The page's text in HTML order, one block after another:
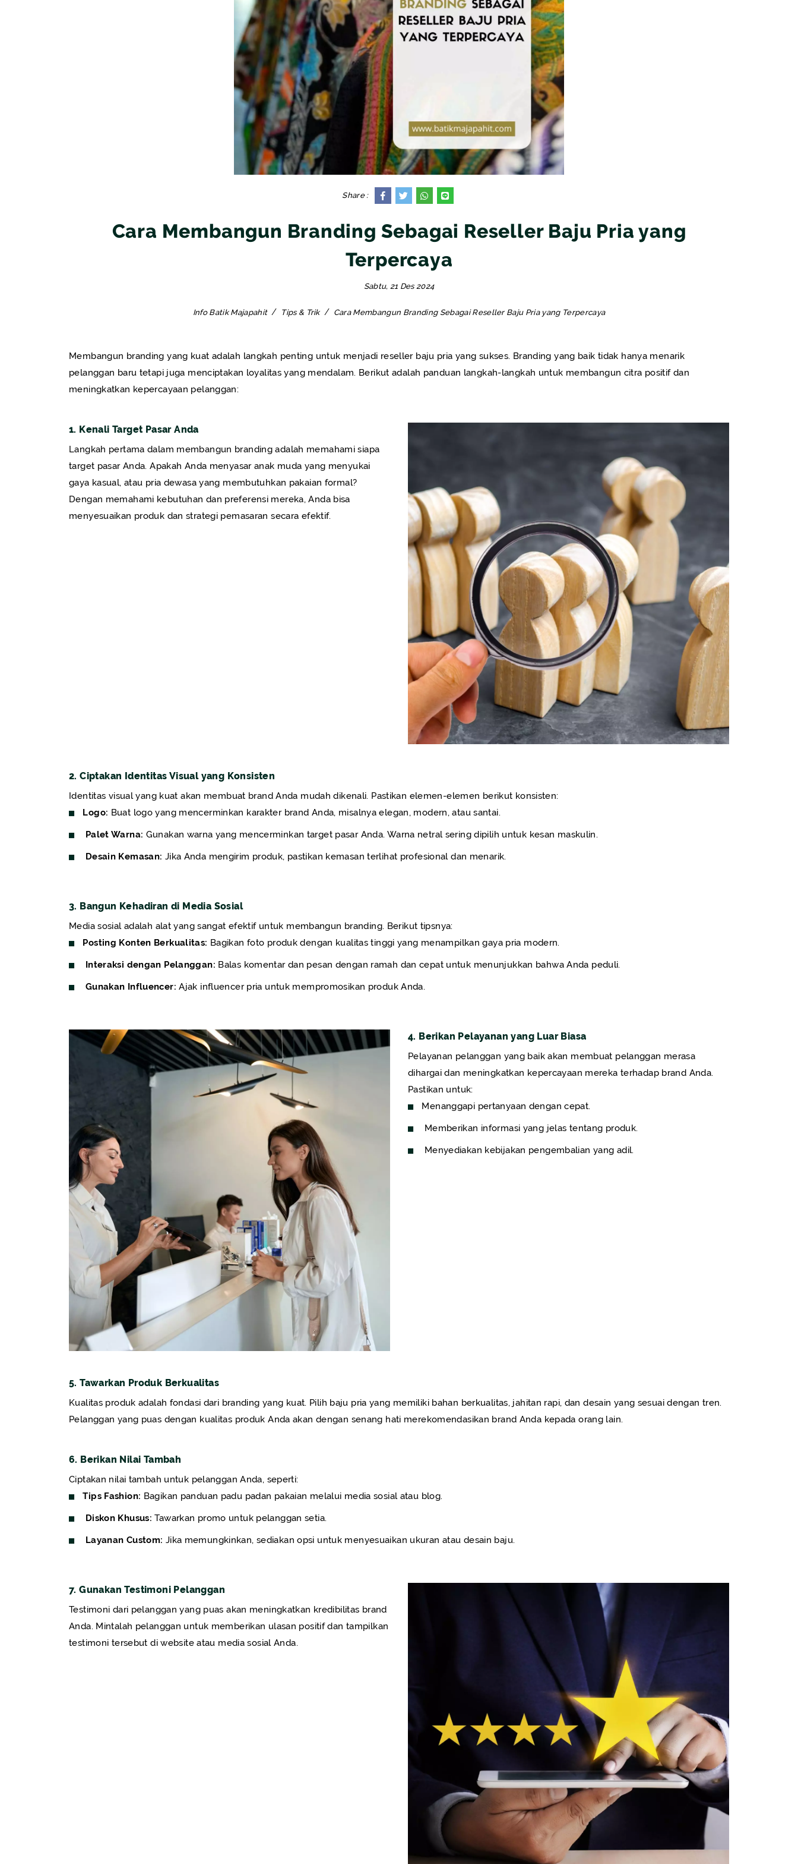
BAJU MUSLIM MAJAPAHIT SEMUA PRODUK
Share :
Cara Membangun Branding Sebagai Reseller Baju Pria yang
Terpercaya
Sabtu, 21 Des 2024
Info Batik Majapahit Tips & Trik Cara Membangun Branding Sebagai Reseller Baju Pria yang Terpercaya
Membangun branding yang kuat adalah langkah penting untuk menjadi reseller baju pria yang sukses. Branding yang baik tidak hanya menarik
pelanggan baru tetapi juga menciptakan loyalitas yang mendalam. Berikut adalah panduan langkah-langkah untuk membangun citra positif dan
meningkatkan kepercayaan pelanggan:
1. Kenali Target Pasar Anda
Langkah pertama dalam membangun branding adalah memahami siapa
target pasar Anda. Apakah Anda menyasar anak muda yang menyukai
gaya kasual, atau pria dewasa yang membutuhkan pakaian formal?
Dengan memahami kebutuhan dan preferensi mereka, Anda bisa
menyesuaikan produk dan strategi pemasaran secara efektif.
2. Ciptakan Identitas Visual yang Konsisten
Identitas visual yang kuat akan membuat brand Anda mudah dikenali. Pastikan elemen-elemen berikut konsisten:
Logo: Buat logo yang mencerminkan karakter brand Anda, misalnya elegan, modern, atau santai.
Palet Warna: Gunakan warna yang mencerminkan target pasar Anda. Warna netral sering dipilih untuk kesan maskulin.
Desain Kemasan: Jika Anda mengirim produk, pastikan kemasan terlihat profesional dan menarik.
3. Bangun Kehadiran di Media Sosial
Media sosial adalah alat yang sangat efektif untuk membangun branding. Berikut tipsnya:
Posting Konten Berkualitas: Bagikan foto produk dengan kualitas tinggi yang menampilkan gaya pria modern.
Interaksi dengan Pelanggan: Balas komentar dan pesan dengan ramah dan cepat untuk menunjukkan bahwa Anda peduli.
Gunakan Influencer: Ajak influencer pria untuk mempromosikan produk Anda.
4. Berikan Pelayanan yang Luar Biasa
Pelayanan pelanggan yang baik akan membuat pelanggan merasa
dihargai dan meningkatkan kepercayaan mereka terhadap brand Anda.
Pastikan untuk:
Menanggapi pertanyaan dengan cepat.
Memberikan informasi yang jelas tentang produk.
Menyediakan kebijakan pengembalian yang adil.
5. Tawarkan Produk Berkualitas
Kualitas produk adalah fondasi dari branding yang kuat. Pilih baju pria yang memiliki bahan berkualitas, jahitan rapi, dan desain yang sesuai dengan tren.
Pelanggan yang puas dengan kualitas produk Anda akan dengan senang hati merekomendasikan brand Anda kepada orang lain.
6. Berikan Nilai Tambah
Ciptakan nilai tambah untuk pelanggan Anda, seperti:
Tips Fashion: Bagikan panduan padu padan pakaian melalui media sosial atau blog.
Diskon Khusus:Tawarkan promo untuk pelanggan setia.
Layanan Custom: Jika memungkinkan, sediakan opsi untuk menyesuaikan ukuran atau desain baju.
7. Gunakan Testimoni Pelanggan
Testimoni dari pelanggan yang puas akan meningkatkan kredibilitas brand
Anda. Mintalah pelanggan untuk memberikan ulasan positif dan tampilkan
testimoni tersebut di website atau media sosial Anda.